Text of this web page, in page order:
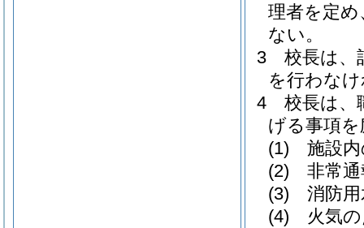
理者を定
ない。
3
校長は、
を行わな
4
校長は、
げる事項
(1)
施設
(2)
非常
(3)
消防
(4)
火気